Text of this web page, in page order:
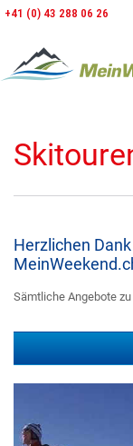
+41 (0) 43 288 06 26
Herzlichen
Sämtliche Angebote